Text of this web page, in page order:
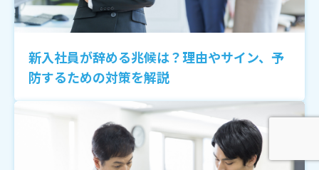
新入社員が辞める兆候は？理由やサイン、予
防するための対策を解説